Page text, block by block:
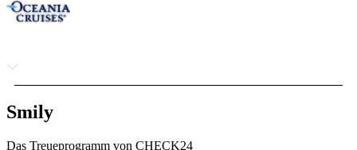
Smily
Das Treueprogramm von CHECK24